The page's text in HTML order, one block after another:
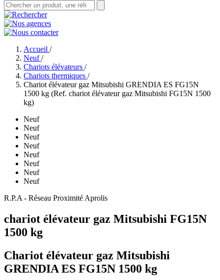
Accueil /
Neuf/
Chariots élévateurs /
Chariots thermiques /
Chariot élévateur gaz Mitsubishi GRENDIA ES FG15N
1500 kg (Ref. chariot élévateur gaz Mitsubishi FG15N 1500
kg)
Neuf
Neuf
Neuf
Neuf
Neuf
Neuf
Neuf
Neuf
R.P.A - Réseau Proximité Aprolis
chariot élévateur gaz Mitsubishi FG15N
1500 kg
Chariot élévateur gaz Mitsubishi
GRENDIA ES FG15N 1500 kg